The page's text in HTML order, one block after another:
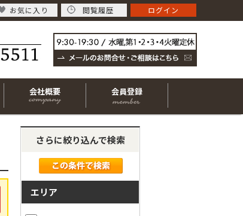
会社概要 会員登録
さらに絞り込んで検索
エリア
お気に入り 閲覧履歴 ログイン